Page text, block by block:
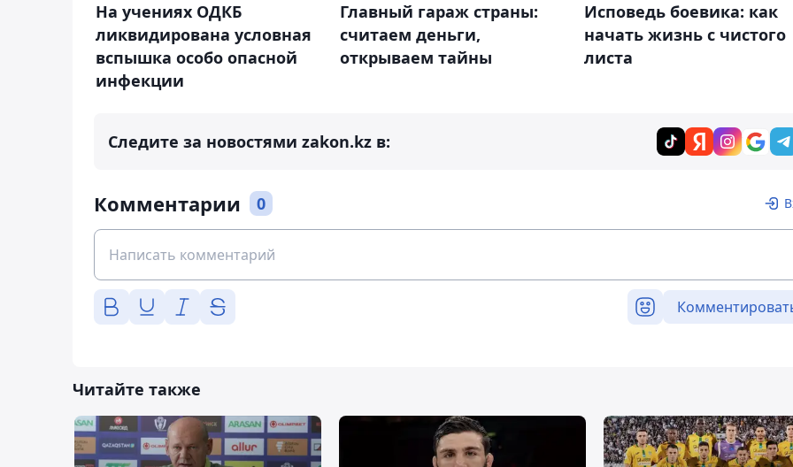
На учениях ОДКБ
ликвидирована условная
вспышка особо опасной
инфекции
Главный гараж страны:
считаем деньги,
открываем тайны
Исповедь боевика: как
начать жизнь с чистого
листа
Следите за новостями zakon.kz в:
Комментарии 0
Читайте также